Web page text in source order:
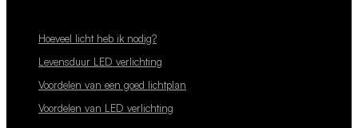
Hoeveel licht heb ik nodig?
Levensduur LED verlichting
Voordelen van een goed lichtplan
Voordelen van LED verlichting